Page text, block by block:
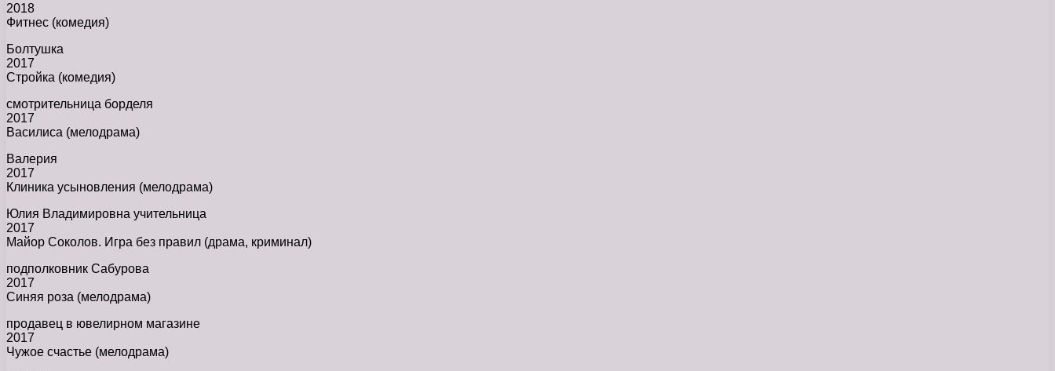
2018
Фитнес (комедия)
Болтушка
2017
Стройка (комедия)
смотрительница борделя
2017
Василиса (мелодрама)
Валерия
2017
Клиника усыновления (мелодрама)
Юлия Владимировна учительница
2017
Майор Соколов. Игра без правил (драма, криминал)
подполковник Сабурова
2017
Синяя роза (мелодрама)
продавец в ювелирном магазине
2017
Чужое счастье (мелодрама)